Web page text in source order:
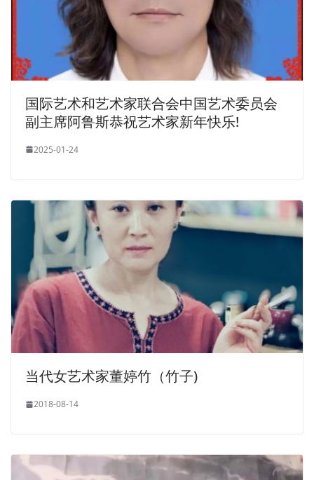
国际艺术和艺术家联合会中国艺术委员会
副主席阿鲁斯恭祝艺术家新年快乐!
2025-01-24
当代女艺术家董婷竹（竹子)
2018-08-14